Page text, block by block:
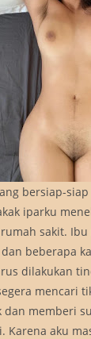
bersiap-
iparku
sakit.
beberapa
dilakukan
mencari
dan memberi
Karena aku